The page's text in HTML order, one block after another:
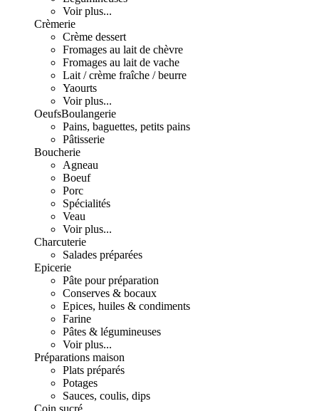
Voir plus...
Crèmerie
Crème dessert
Fromages au lait de chèvre
Fromages au lait de vache
Lait / crème fraîche / beurre
Yaourts
Voir plus...
OeufsBoulangerie
Pains, baguettes, petits pains
Pâtisserie
Boucherie
Agneau
Boeuf
Porc
Spécialités
Veau
Voir plus...
Charcuterie
Salades préparées
Epicerie
Pâte pour préparation
Conserves & bocaux
Epices, huiles & condiments
Farine
Pâtes & légumineuses
Voir plus...
Préparations maison
Plats préparés
Potages
Sauces, coulis, dips
Coin sucré